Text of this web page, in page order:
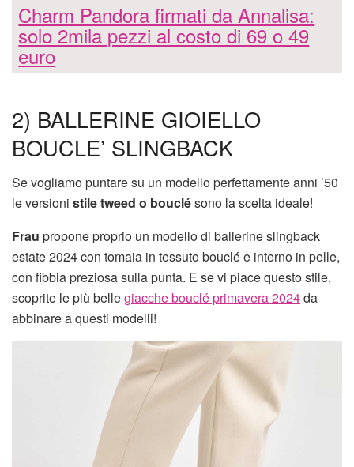
Charm Pandora firmati da Annalisa:
solo 2mila pezzi al costo di 69 o 49
euro
2) BALLERINE GIOIELLO
BOUCLE’ SLINGBACK
Se vogliamo puntare su un modello perfettamente anni ’50
le versioni stile tweed o bouclésono la scelta ideale!
Frau propone proprio un modello di ballerine slingback
estate 2024 con tomaia in tessuto bouclé e interno in pelle,
con fibbia preziosa sulla punta. E se vi piace questo stile,
scoprite le più bellegiacche bouclé primavera 2024da
abbinare a questi modelli!